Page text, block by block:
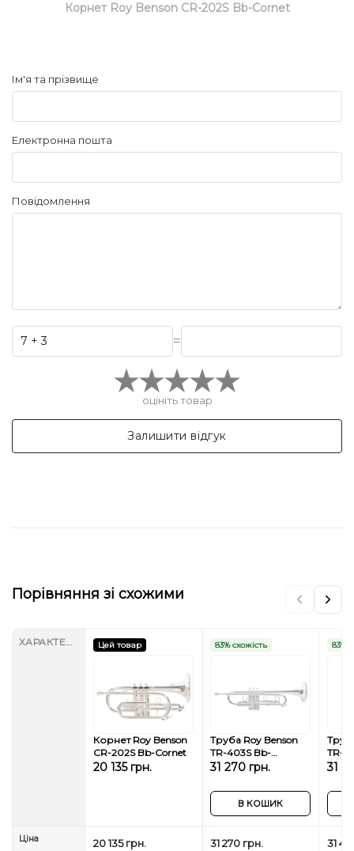
Корнет Roy Benson CR-202S Bb-Cornet
Ім'я та прізвище
Електронна пошта
Повідомлення
=
оцініть товар
Залишити відгук
Порівняння зі схожими
ХАРАКТЕРИСТИКИ Цей товар
Корнет Roy Benson
CR-202S Bb-Cornet
20 135 грн.
83% схожість
Труба Roy Benson
TR-403S Bb-
Trumpet
31 270 грн.
В КОШИК
83%
TR-
31
Ціна 20 135 грн. 31 270 грн. 31